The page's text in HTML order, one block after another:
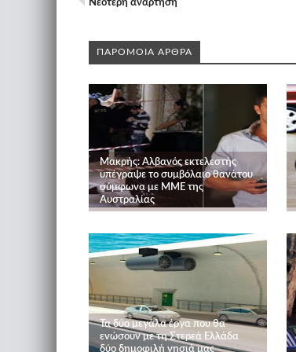
Νεότερη ανάρτηση
ΠΑΡΟΜΟΙΑ ΑΡΘΡΑ
Μακρής: Αλβανός εκτελεστής
υπέγραψε το συμβόλαιο θανάτου
σύμφωνα με ΜΜΕ της
Αυστραλίας
Τα δύο μεγάλα έργα που θα
ενώσουν με τη Στερεά Ελλάδα
δύο δημοφιλή νησιά μας